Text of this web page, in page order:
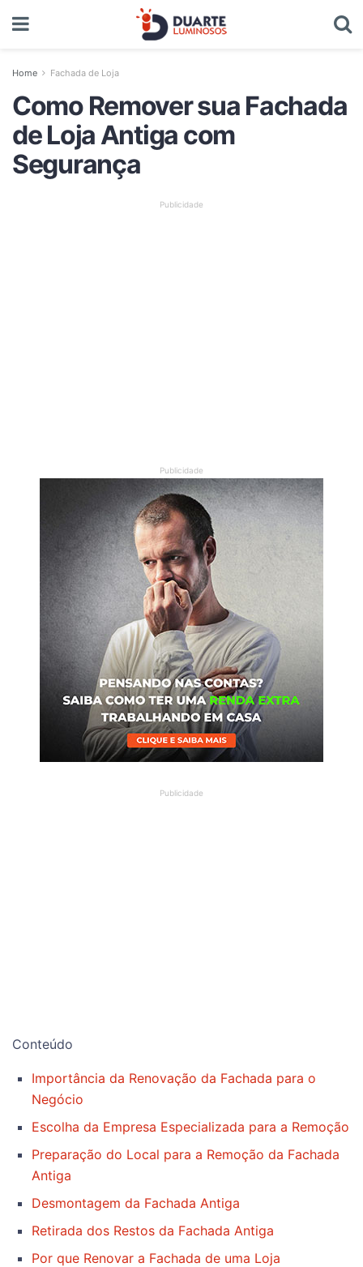
Home Fachada de Loja
Como Remover sua Fachada
de Loja Antiga com
Segurança
Conteúdo
Importância da Renovação da Fachada para o
Negócio
Escolha da Empresa Especializada para a Remoção
Preparação do Local para a Remoção da Fachada
Antiga
Desmontagem da Fachada Antiga
Retirada dos Restos da Fachada Antiga
Por que Renovar a Fachada de uma Loja